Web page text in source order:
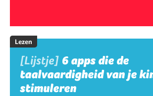
Lezen
[Lijstje] 6 apps die de
taalvaardigheid van je
stimuleren